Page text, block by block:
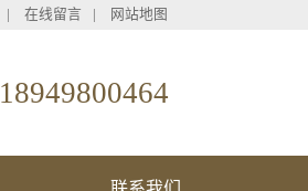
在线留言 网站地图
18949800464